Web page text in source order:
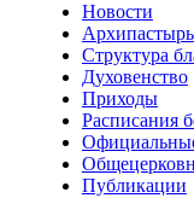
Новости
Архипастырь
Структура
Духовенство
Приходы
Расписания
Публикации